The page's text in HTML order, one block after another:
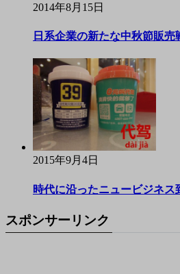
2014年8月15日
日系企業の新たな中秋節販売
2015年9月4日
時代に沿ったニュービジネス
スポンサーリンク